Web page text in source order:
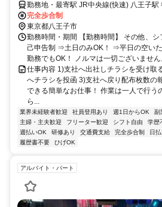
勤務地・最寄駅 JR中央線(快速) 八王子駅
完全歩合制
東京都八王子市
勤務時間・期間 【勤務時間】 その他、
己申告制 ⇒土日のみOK！ ⇒平日の空い
勤務でもOK！ ノルマは一切ございませ
仕事内容 1)支社へ出社しチラシを受け取
へチラシを投函 3)支社へ戻り配布枚数の
できる簡単なお仕事！ 作業は一人で行う
ら...
業界未経験者歓迎 社員登用あり 週1日からOK 副
主婦・主夫歓迎
フリーター歓迎 シフト自由 学歴
週払いOK
研修あり 交通費支給 完全歩合制 日
履歴書不要
ひげOK
アルバイト・パート